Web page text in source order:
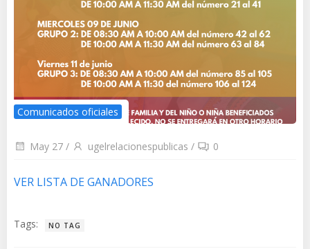
Comunicados oficiales
May 27 / ugelrelacionespublicas / 0
VER LISTA DE GANADORES
Tags: NO TAG